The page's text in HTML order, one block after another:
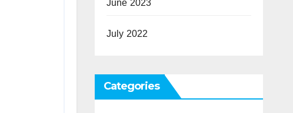
June 2023
July 2022
Categories